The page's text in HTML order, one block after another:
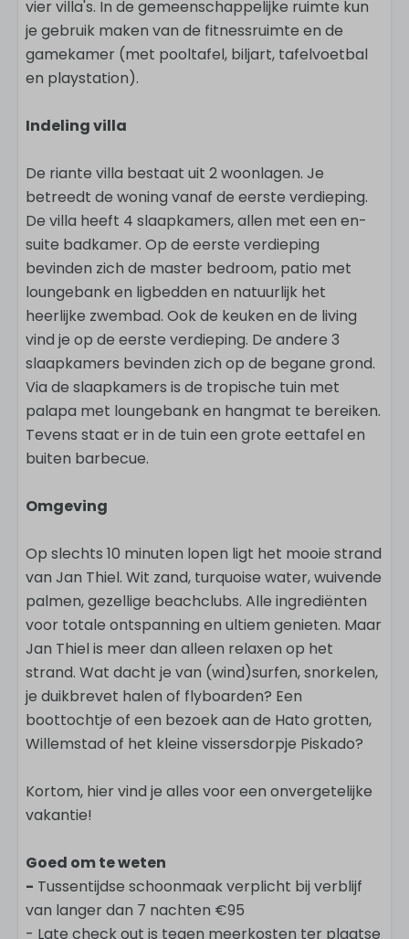
vier villa's. In de gemeenschappelijke ruimte kun
je gebruik maken van de fitnessruimte en de
gamekamer (met pooltafel, biljart, tafelvoetbal
en playstation).
Indeling villa
De riante villa bestaat uit 2 woonlagen. Je
betreedt de woning vanaf de eerste verdieping.
De villa heeft 4 slaapkamers, allen met een en-
suite badkamer. Op de eerste verdieping
bevinden zich de master bedroom, patio met
loungebank en ligbedden en natuurlijk het
heerlijke zwembad. Ook de keuken en de living
vind je op de eerste verdieping. De andere 3
slaapkamers bevinden zich op de begane grond.
Via de slaapkamers is de tropische tuin met
palapa met loungebank en hangmat te bereiken.
Tevens staat er in de tuin een grote eettafel en
buiten barbecue.
Omgeving
Op slechts 10 minuten lopen ligt het mooie strand
van Jan Thiel. Wit zand, turquoise water, wuivende
palmen, gezellige beachclubs. Alle ingrediënten
voor totale ontspanning en ultiem genieten. Maar
Jan Thiel is meer dan alleen relaxen op het
strand. Wat dacht je van (wind)surfen, snorkelen,
je duikbrevet halen of flyboarden? Een
boottochtje of een bezoek aan de Hato grotten,
Willemstad of het kleine vissersdorpje Piskado?
Kortom, hier vind je alles voor een onvergetelijke
vakantie!
Goed om te weten
- Tussentijdse schoonmaak verplicht bij verblijf
van langer dan 7 nachten €95
- Late check out is tegen meerkosten ter plaatse